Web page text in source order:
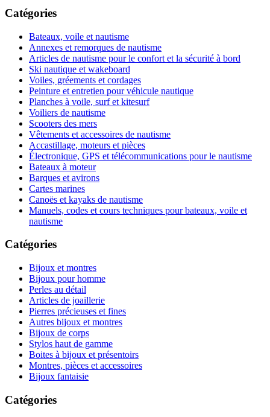
Catégories
Bateaux, voile et nautisme
Annexes et remorques de nautisme
Articles de nautisme pour le confort et la sécurité à bord
Ski nautique et wakeboard
Voiles, gréements et cordages
Peinture et entretien pour véhicule nautique
Planches à voile, surf et kitesurf
Voiliers de nautisme
Scooters des mers
Vêtements et accessoires de nautisme
Accastillage, moteurs et pièces
Électronique, GPS et télécommunications pour le nautisme
Bateaux à moteur
Barques et avirons
Cartes marines
Canoës et kayaks de nautisme
Manuels, codes et cours techniques pour bateaux, voile et
nautisme
Catégories
Bijoux et montres
Bijoux pour homme
Perles au détail
Articles de joaillerie
Pierres précieuses et fines
Autres bijoux et montres
Bijoux de corps
Stylos haut de gamme
Boites à bijoux et présentoirs
Montres, pièces et accessoires
Bijoux fantaisie
Catégories